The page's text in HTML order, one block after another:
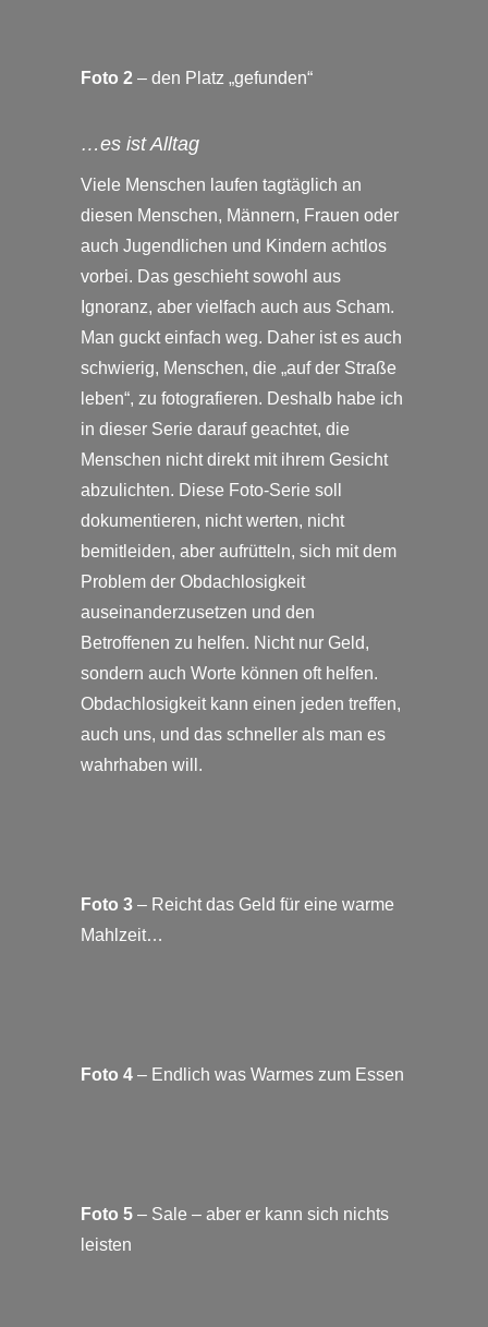
Foto 2 – den Platz „gefunden“
…es ist Alltag
Viele Menschen laufen tagtäglich an
diesen Menschen, Männern, Frauen oder
auch Jugendlichen und Kindern achtlos
vorbei. Das geschieht sowohl aus
Ignoranz, aber vielfach auch aus Scham.
Man guckt einfach weg. Daher ist es auch
schwierig, Menschen, die „auf der Straße
leben“, zu fotografieren. Deshalb habe ich
in dieser Serie darauf geachtet, die
Menschen nicht direkt mit ihrem Gesicht
abzulichten. Diese Foto-Serie soll
dokumentieren, nicht werten, nicht
bemitleiden, aber aufrütteln, sich mit dem
Problem der Obdachlosigkeit
auseinanderzusetzen und den
Betroffenen zu helfen. Nicht nur Geld,
sondern auch Worte können oft helfen.
Obdachlosigkeit kann einen jeden treffen,
auch uns, und das schneller als man es
wahrhaben will.
Foto 3 – Reicht das Geld für eine warme
Mahlzeit…
Foto 4 – Endlich was Warmes zum Essen
Foto 5 – Sale – aber er kann sich nichts
leisten